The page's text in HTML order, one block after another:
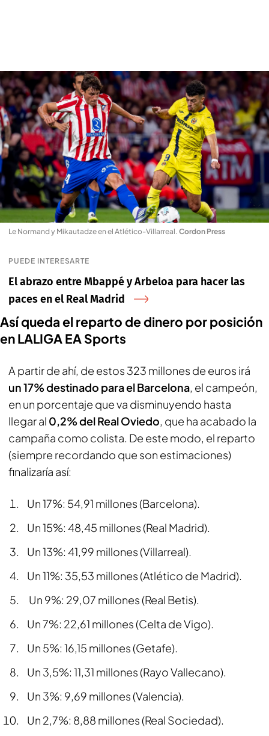
Le Normand y Mikautadze en el Atlético-Villarreal. Cordon Press
PUEDE INTERESARTE
El abrazo entre Mbappé y Arbeloa para hacer las
paces en el Real Madrid
Así queda el reparto de dinero por posición
en LALIGA EA Sports
A partir de ahí, de estos 323 millones de euros irá
un 17% destinado para el Barcelona, el campeón,
en un porcentaje que va disminuyendo hasta
llegar al 0,2% del Real Oviedo, que ha acabado la
campaña como colista. De este modo, el reparto
(siempre recordando que son estimaciones)
finalizaría así:
Un 17%: 54,91 millones (Barcelona).
Un 15%: 48,45 millones (Real Madrid).
Un 13%: 41,99 millones (Villarreal).
Un 11%: 35,53 millones (Atlético de Madrid).
Un 9%: 29,07 millones (Real Betis).
Un 7%: 22,61 millones (Celta de Vigo).
Un 5%: 16,15 millones (Getafe).
Un 3,5%: 11,31 millones (Rayo Vallecano).
Un 3%: 9,69 millones (Valencia).
Un 2,7%: 8,88 millones (Real Sociedad).